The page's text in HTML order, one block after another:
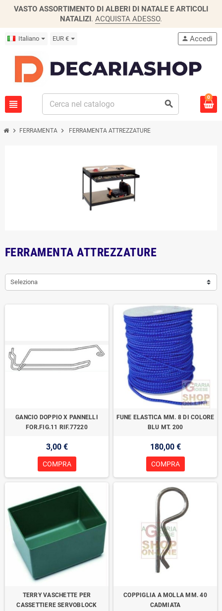
VASTO ASSORTIMENTO DI ALBERI DI NATALE E ARTICOLI
NATALIZI. ACQUISTA ADESSO.
Italiano EUR €
view_headline search
person Accedi
0
chevron_right FERRAMENTA chevron_right FERRAMENTA ATTREZZATURE
FERRAMENTA ATTREZZATURE
Seleziona
GANCIO DOPPIO X PANNELLI
FOR.FIG.11 RIF.77220
3,00 €
COMPRA
FUNE ELASTICA MM. 8 DI COLORE
BLU MT. 200
180,00 €
COMPRA
TERRY VASCHETTE PER
CASSETTIERE SERVOBLOCK
COPPIGLIA A MOLLA MM. 40
CADMIATA